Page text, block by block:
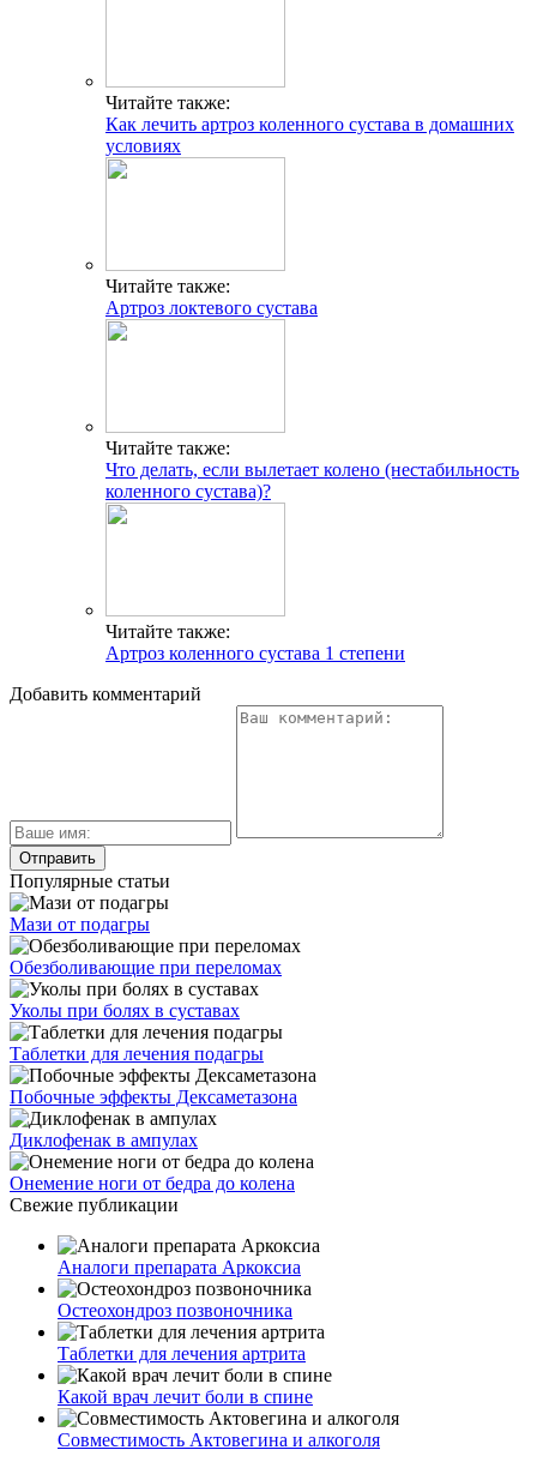
Читайте также:
Как лечить артроз коленного сустава в домашних
условиях
Читайте также:
Артроз локтевого сустава
Читайте также:
Что делать, если вылетает колено (нестабильность
коленного сустава)?
Читайте также:
Артроз коленного сустава 1 степени
Добавить комментарий
Популярные статьи
Мази от подагры
Обезболивающие при переломах
Уколы при болях в суставах
Таблетки для лечения подагры
Побочные эффекты Дексаметазона
Диклофенак в ампулах
Онемение ноги от бедра до колена
Свежие публикации
Аналоги препарата Аркоксиа
Остеохондроз позвоночника
Таблетки для лечения артрита
Какой врач лечит боли в спине
Совместимость Актовегина и алкоголя